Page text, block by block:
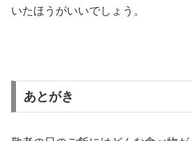
いたほうがいいでしょう。
あとがき